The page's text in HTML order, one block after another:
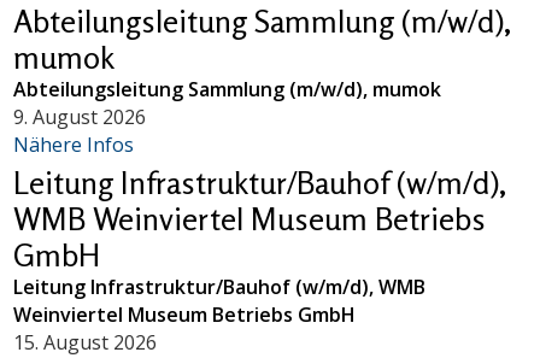
Abteilungsleitung Sammlung (m/w/d),
mumok
Abteilungsleitung Sammlung (m/w/d), mumok
9. August 2026
Nähere Infos
Leitung Infrastruktur/Bauhof (w/m/d),
WMB Weinviertel Museum Betriebs
GmbH
Leitung Infrastruktur/Bauhof (w/m/d), WMB
Weinviertel Museum Betriebs GmbH
15. August 2026